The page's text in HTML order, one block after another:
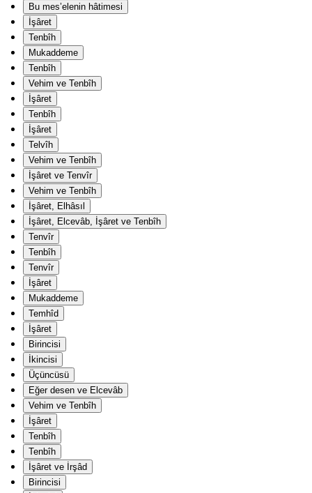
Bu mes’elenin hâtimesi
İşâret
Tenbîh
Mukaddeme
Tenbîh
Vehim ve Tenbîh
İşâret
Tenbîh
İşâret
Telvîh
Vehim ve Tenbîh
İşâret ve Tenvîr
Vehim ve Tenbîh
İşâret, Elhâsıl
İşâret, Elcevâb, İşâret ve Tenbîh
Tenvîr
Tenbîh
Tenvîr
İşâret
Mukaddeme
Temhîd
İşâret
Birincisi
İkincisi
Üçüncüsü
Eğer desen ve Elcevâb
Vehim ve Tenbîh
İşâret
Tenbîh
Tenbîh
İşâret ve İrşâd
Birincisi